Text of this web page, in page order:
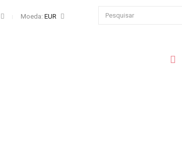
Moeda: EUR